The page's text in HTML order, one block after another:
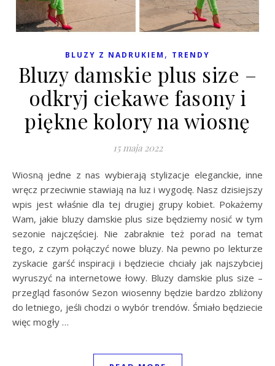
BLUZY Z NADRUKIEM , TRENDY
Bluzy damskie plus size –
odkryj ciekawe fasony i
piękne kolory na wiosnę
15 maja 2022
Wiosną jedne z nas wybierają stylizacje eleganckie, inne
wręcz przeciwnie stawiają na luz i wygodę. Nasz dzisiejszy
wpis jest właśnie dla tej drugiej grupy kobiet. Pokażemy
Wam, jakie bluzy damskie plus size będziemy nosić w tym
sezonie najczęściej. Nie zabraknie też porad na temat
tego, z czym połączyć nowe bluzy. Na pewno po lekturze
zyskacie garść inspiracji i będziecie chciały jak najszybciej
wyruszyć na internetowe łowy. Bluzy damskie plus size –
przegląd fasonów Sezon wiosenny będzie bardzo zbliżony
do letniego, jeśli chodzi o wybór trendów. Śmiało będziecie
więc mogły …